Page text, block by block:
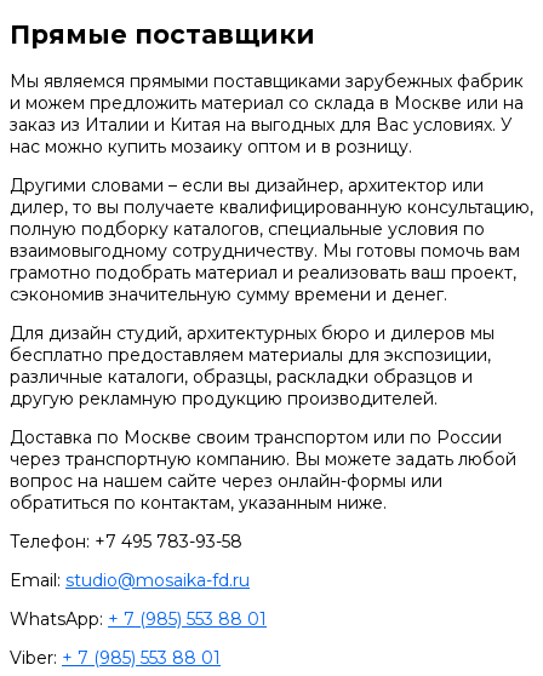
Прямые поставщики
Мы являемся прямыми поставщиками зарубежных фабрик
и можем предложить материал со склада в Москве или на
заказ из Италии и Китая на выгодных для Вас условиях. У
нас можно купить мозаику оптом и в розницу.
Другими словами – если вы дизайнер, архитектор или
дилер, то вы получаете квалифицированную консультацию,
полную подборку каталогов, специальные условия по
взаимовыгодному сотрудничеству. Мы готовы помочь вам
грамотно подобрать материал и реализовать ваш проект,
сэкономив значительную сумму времени и денег.
Для дизайн студий, архитектурных бюро и дилеров мы
бесплатно предоставляем материалы для экспозиции,
различные каталоги, образцы, раскладки образцов и
другую рекламную продукцию производителей.
Доставка по Москве своим транспортом или по России
через транспортную компанию. Вы можете задать любой
вопрос на нашем сайте через онлайн-формы или
обратиться по контактам, указанным ниже.
Телефон: +7 495 783-93-58
Email: studio@mosaika-fd.ru
WhatsApp: + 7 (985) 553 88 01
Viber: + 7 (985) 553 88 01